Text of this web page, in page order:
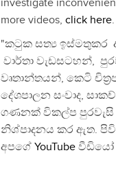
investigate
more videos, click here.
"කටුක සත්‍ය ඉස්මතුකර
වාර්තා වැඩසටහන්,
වෘතාන්තයන්, කෙටි
දේශපාලන සංවාද,
ගණනක් විකල්ප පුරවැසි
නිශ්පාදනය කර ඇත.
අපගේ YouTube වීඩියෝ